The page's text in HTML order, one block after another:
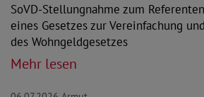
SoVD-Stellungnahme zum
eines Gesetzes zur Vereinfachung
des Wohngeldgesetzes
Mehr lesen